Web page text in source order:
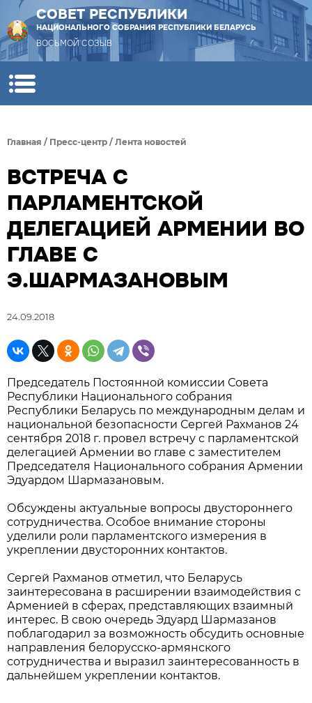
СОВЕТ РЕСПУБЛИКИ
НАЦИОНАЛЬНОГО СОБРАНИЯ РЕСПУБЛИКИ БЕЛАРУСЬ
ВОСЬМОЙ СОЗЫВ
Главная / Пресс-центр / Лента новостей
ВСТРЕЧА С
ПАРЛАМЕНТСКОЙ
ДЕЛЕГАЦИЕЙ АРМЕНИИ ВО
ГЛАВЕ С
Э.ШАРМАЗАНОВЫМ
24.09.2018
Председатель Постоянной комиссии Совета
Республики Национального собрания
Республики Беларусь по международным делам и
национальной безопасности Сергей Рахманов 24
сентября 2018 г. провел встречу с парламентской
делегацией Армении во главе с заместителем
Председателя Национального собрания Армении
Эдуардом Шармазановым.
Обсуждены актуальные вопросы двустороннего
сотрудничества. Особое внимание стороны
уделили роли парламентского измерения в
укреплении двусторонних контактов.
Сергей Рахманов отметил, что Беларусь
заинтересована в расширении взаимодействия с
Арменией в сферах, представляющих взаимный
интерес. В свою очередь Эдуард Шармазанов
поблагодарил за возможность обсудить основные
направления белорусско-армянского
сотрудничества и выразил заинтересованность в
дальнейшем укреплении контактов.